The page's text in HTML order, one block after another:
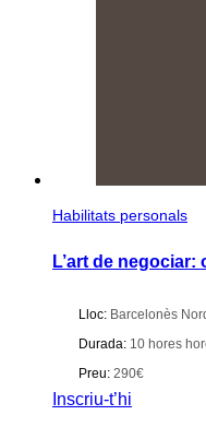
Habilitats personals
L’art de negociar:
Lloc: Barcelonès
Durada: 10 hores
Preu: 290€
Inscriu-t’hi